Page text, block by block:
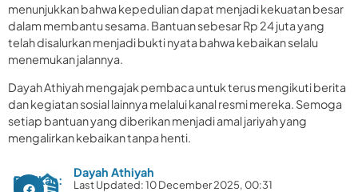
menunjukkan bahwa kepedulian dapat menjadi kekuatan besar
dalam membantu sesama. Bantuan sebesar Rp 24 juta yang
telah disalurkan menjadi bukti nyata bahwa kebaikan selalu
menemukan jalannya.
Dayah Athiyah mengajak pembaca untuk terus mengikuti berita
dan kegiatan sosial lainnya melalui kanal resmi mereka. Semoga
setiap bantuan yang diberikan menjadi amal jariyah yang
mengalirkan kebaikan tanpa henti.
Dayah Athiyah
Last Updated: 10 December 2025, 00:31
Bagikan: